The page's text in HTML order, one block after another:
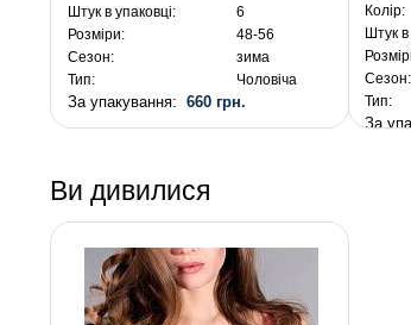
Штук в упаковці:
6
Розміри:
48-56
Сезон:
зима
Тип:
Чоловіча
За упакування: 660 грн.
Колір:
Штук в
Сезон:
Тип:
За
Ви дивилися